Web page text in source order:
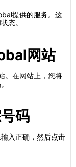
提供的服务。这
态。
网站
。在网站上，您将
码
入正确，然后点击